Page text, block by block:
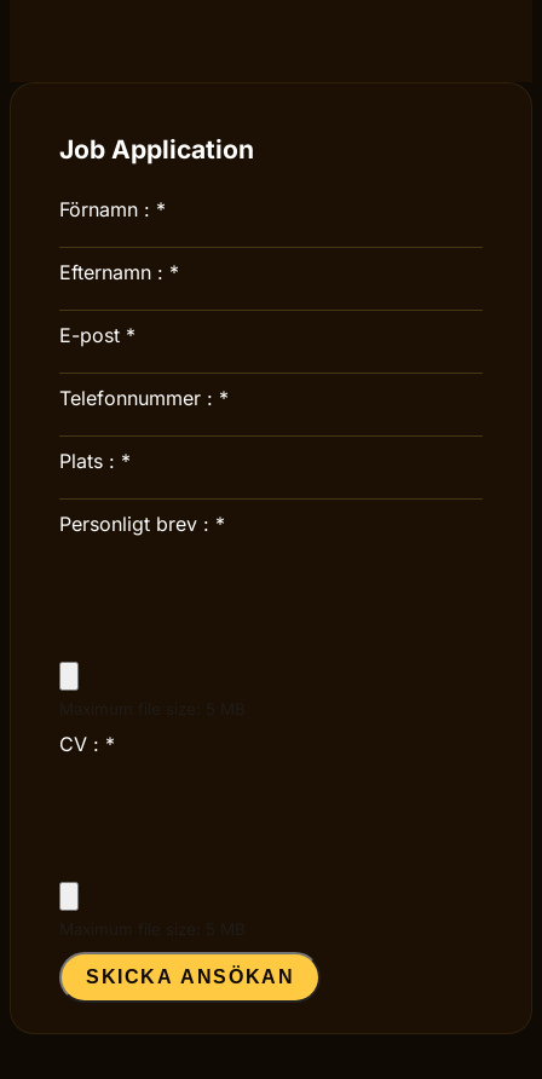
Job Application
Förnamn : *
Efternamn : *
E-post *
Telefonnummer : *
Plats : *
Personligt brev : *
CV : *
SKICKA ANSÖKAN